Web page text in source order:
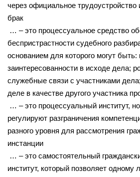
через официальное трудоустройство
брак
… – это процессуальное средство
беспристрастности судебного
основанием для которого могут
заинтересованности в исходе дела;
служебные связи с участниками
деле в качестве другого участника
… – это процессуальный институт,
регулируют разграничения
разного уровня для рассмотрения
инстанции
… – это самостоятельный
институт, который позволяет одному